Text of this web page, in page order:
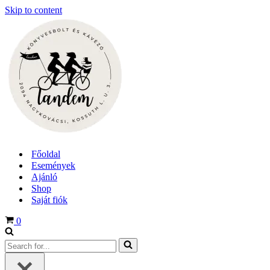
Skip to content
Főoldal
Események
Ajánló
Shop
Saját fiók
Cart
0
Search
for...